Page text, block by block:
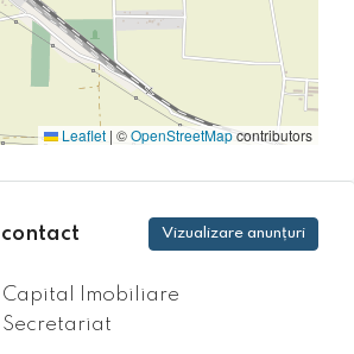
Leaflet | ©OpenStreetMapcontributors
Vizualizare anunțuri
Capital Imobiliare
Secretariat